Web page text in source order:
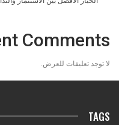
Comments
لا توجد تعليقات للعرض.
TAGS